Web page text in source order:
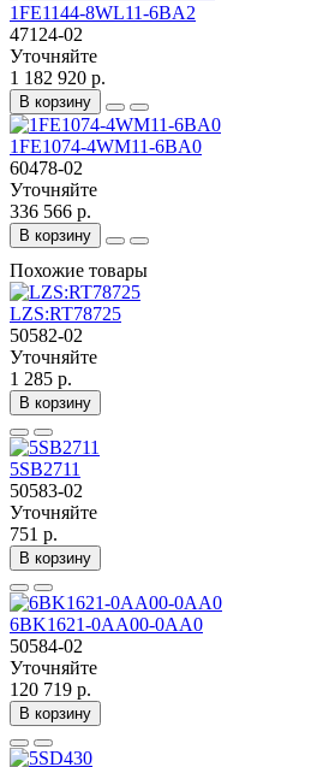
1FE1144-8WL11-6BA2
47124-02
Уточняйте
1 182 920 р.
В корзину
1FE1074-4WM11-6BA0
60478-02
Уточняйте
336 566 р.
В корзину
Похожие товары
LZS:RT78725
50582-02
Уточняйте
1 285 р.
В корзину
5SB2711
50583-02
Уточняйте
751 р.
В корзину
6BK1621-0AA00-0AA0
50584-02
Уточняйте
120 719 р.
В корзину